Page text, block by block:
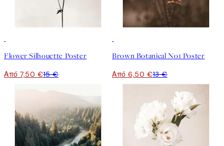
Flower Silhouette Poster
Από 7,50 €15 €
Brown Botanical No1 Poster
Από 6,50 €13 €